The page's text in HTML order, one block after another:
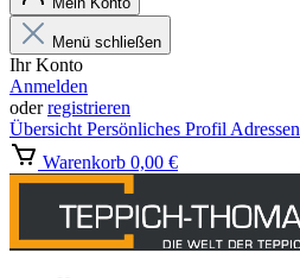
Menü schließen
Ihr Konto
Anmelden
oderregistrieren
Übersicht Persönliches Profil Adressen
Warenkorb 0,00 €